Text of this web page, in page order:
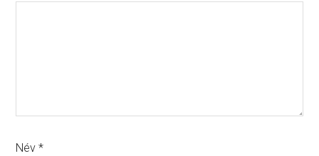
Név*